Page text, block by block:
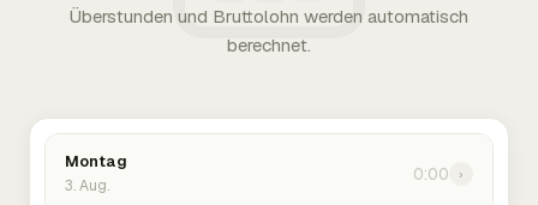
Überstunden und Bruttolohn werden automatisch
berechnet.
Montag
3. Aug.
0:00 ›